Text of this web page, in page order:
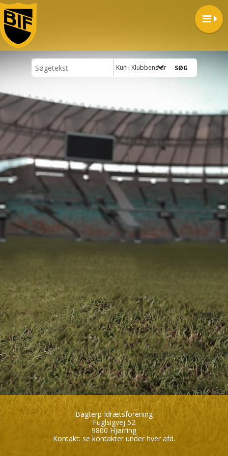
Kun i Klubbens drengehold
Bagterp Idrætsforening
Fuglsigvej 52
9800 Hjørring
Kontakt: se kontakter under hver afd.